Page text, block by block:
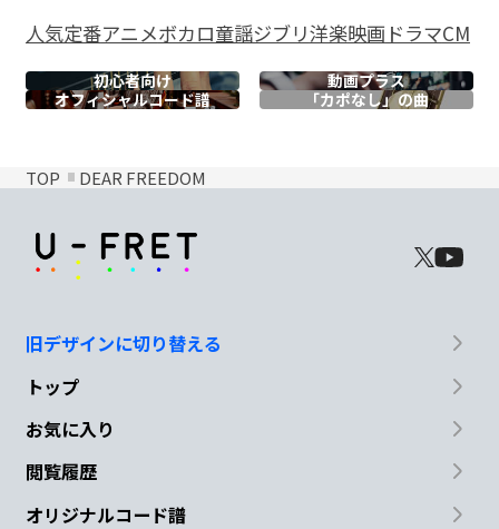
人気定番アニメボカロ童謡ジブリ洋楽映画ドラマCM
初心者向け
動画プラス
オフィシャルコード譜 「カポなし」の曲
TOP DEAR FREEDOM
旧デザインに切り替える
トップ
お気に入り
閲覧履歴
オリジナルコード譜